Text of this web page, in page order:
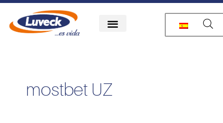
Ir
contenido
mostbet UZ
Buscar
por: